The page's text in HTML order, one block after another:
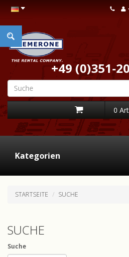
+49 (0)351-
0
Kategorien
STARTSEITE SUCHE
SUCHE
Suche